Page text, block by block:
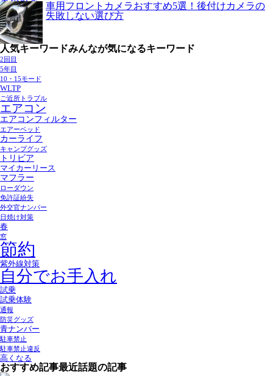
車用フロントカメラおすすめ5選！後付けカメラの
失敗しない選び方
人気キーワードみんなが気になるキーワード
2回目
5年目
10・15モード
WLTP
ご近所トラブル
エアコン
エアコンフィルター
エアーベッド
カーライフ
キャンプグッズ
トリビア
マイカーリース
マフラー
ローダウン
免許証紛失
外交官ナンバー
日焼け対策
春
窓
節約
紫外線対策
自分でお手入れ
試乗
試乗体験
通報
防災グッズ
青ナンバー
駐車禁止
駐車禁止違反
高くなる
おすすめ記事最近話題の記事